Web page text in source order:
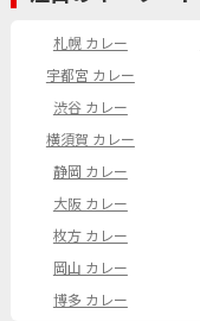
札幌 カレー
宇都宮 カレー
渋谷 カレー
横須賀 カレー
静岡 カレー
大阪 カレー
枚方 カレー
岡山 カレー
博多 カレー